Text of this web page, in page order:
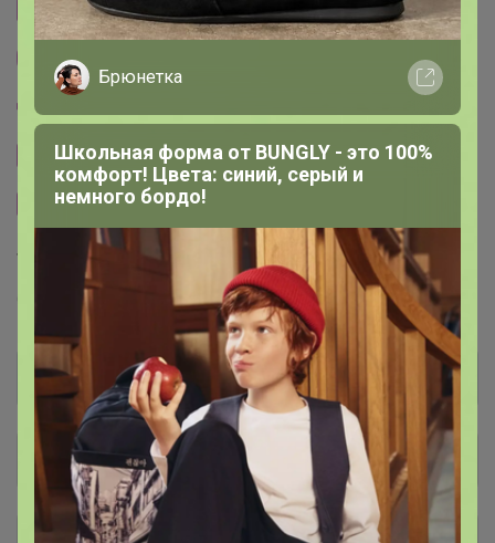
Общий каталог
Cтраничка организатора
Другие СП организатора нюр@
Сайт закупки
Размерная сетка
Торговые марки
BERTHIER™ T-lab™ KATHARINA KROSS™
Брюнетка
Школьная форма от BUNGLY - это 100%
комфорт! Цвета: синий, серый и
немного бордо!